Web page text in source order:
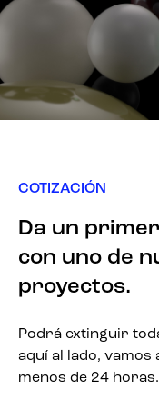
COTIZACIÓN
Da un
con uno de
proyectos.
Podrá extinguir
aquí al lado,
menos de 24 horas.